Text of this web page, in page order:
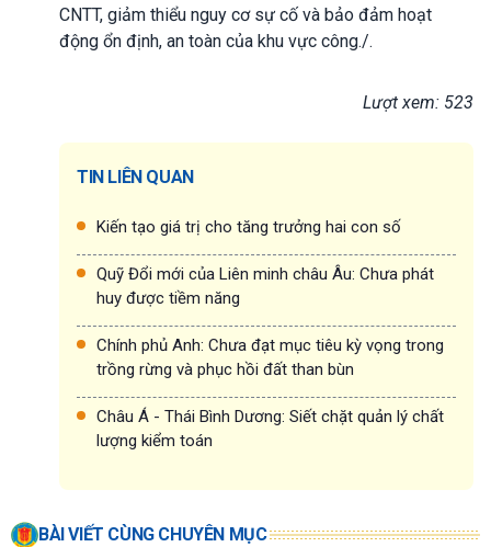
CNTT, giảm thiểu nguy cơ sự cố và bảo đảm hoạt
động ổn định, an toàn của khu vực công./.
Lượt xem: 523
TIN LIÊN QUAN
Kiến tạo giá trị cho tăng trưởng hai con số
Quỹ Đổi mới của Liên minh châu Âu: Chưa phát
huy được tiềm năng
Chính phủ Anh: Chưa đạt mục tiêu kỳ vọng trong
trồng rừng và phục hồi đất than bùn
Châu Á - Thái Bình Dương: Siết chặt quản lý chất
lượng kiểm toán
BÀI VIẾT CÙNG CHUYÊN MỤC